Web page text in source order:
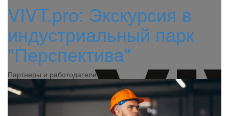
VIVT.pro: Экскурсия в
индустриальный парк
"Перспектива"
Партнеры и работодатели